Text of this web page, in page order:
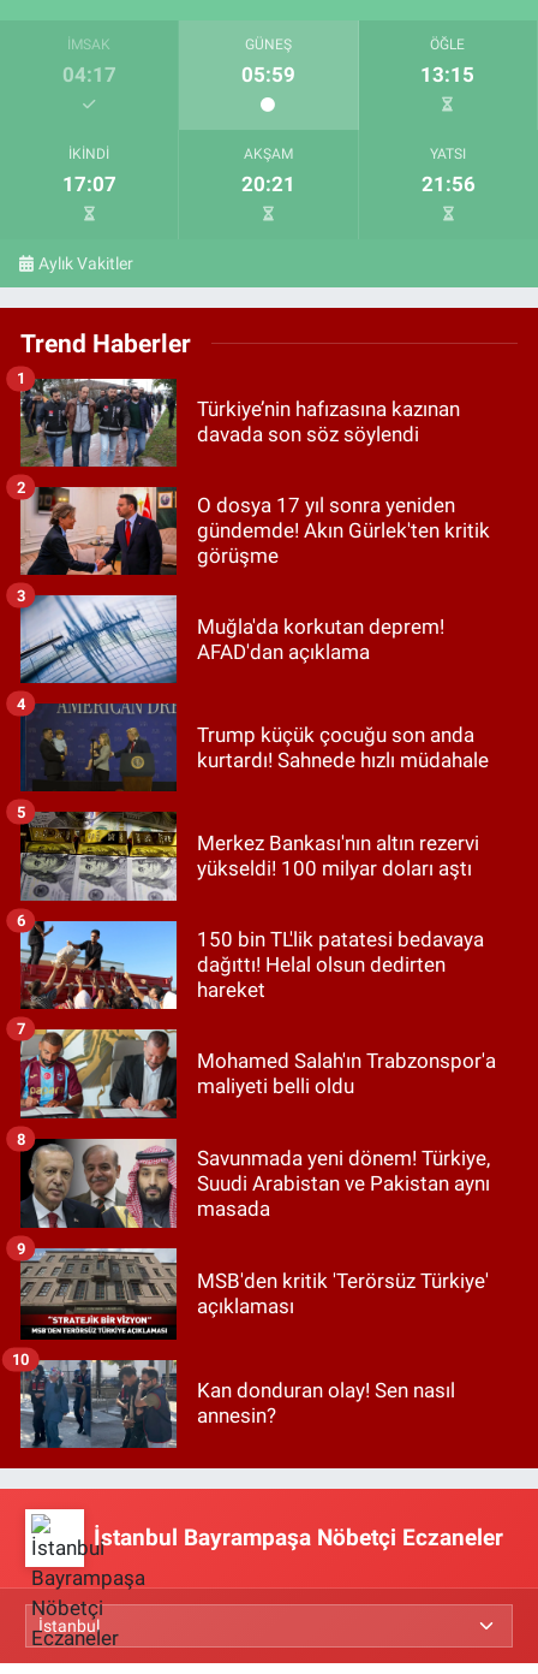
İMSAK
04:17
GÜNEŞ
05:59
ÖĞLE
13:15
İKINDI
17:07
AKŞAM
20:21
YATSI
21:56
Aylık Vakitler
Trend Haberler
Türkiye’nin hafızasına kazınan
davada son söz söylendi
1
O dosya 17 yıl sonra yeniden
gündemde! Akın Gürlek'ten kritik
görüşme
2
Muğla'da korkutan deprem!
AFAD'dan açıklama
3
Trump küçük çocuğu son anda
kurtardı! Sahnede hızlı müdahale
4
Merkez Bankası'nın altın rezervi
yükseldi! 100 milyar doları aştı
5
150 bin TL'lik patatesi bedavaya
dağıttı! Helal olsun dedirten
hareket
6
Mohamed Salah'ın Trabzonspor'a
maliyeti belli oldu
7
Savunmada yeni dönem! Türkiye,
Suudi Arabistan ve Pakistan aynı
masada
8
MSB'den kritik 'Terörsüz Türkiye'
açıklaması
9
Kan donduran olay! Sen nasıl
annesin?
10
İstanbul Bayrampaşa Nöbetçi Eczaneler